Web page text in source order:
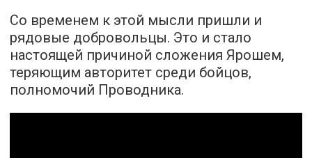
Со временем к этой мысли пришли и
рядовые добровольцы. Это и стало
настоящей причиной сложения Ярошем,
теряющим авторитет среди бойцов,
полномочий Проводника.